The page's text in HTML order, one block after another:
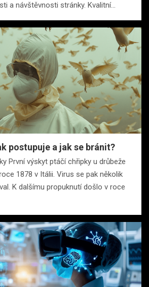
a návštěvnosti stránky. Kvalitní…
postupuje a jak se bránit?
První výskyt ptáčí chřipky u drůbeže
1878 v Itálii. Virus se pak několik
K dalšímu propuknutí došlo v roce